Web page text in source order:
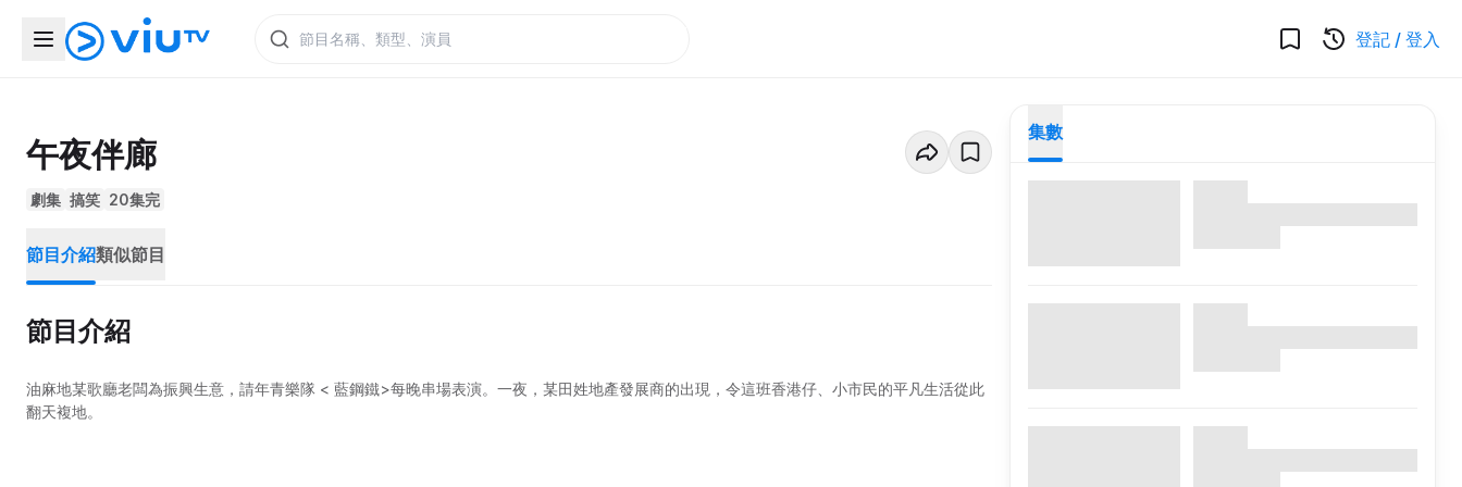
登記 / 登入
午夜伴廊
劇集 搞笑 20集完
節目介紹類似節目
節目介紹
油麻地某歌廳老闆為振興生意，請年青樂隊 < 藍鋼鐵>每晚串場表演。一夜，某田姓地產發展商的出現，令這班香港仔、小市民的平凡生活從此
翻天複地。
集數